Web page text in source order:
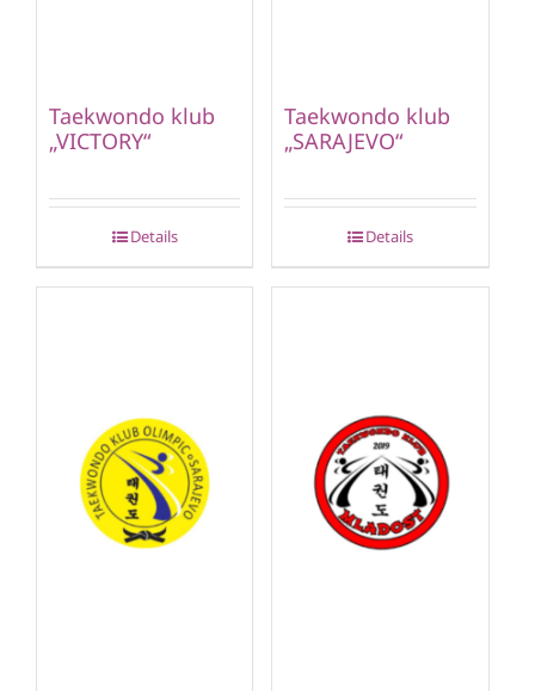
Taekwondo klub
„VICTORY“
Details
Taekwondo klub
„SARAJEVO“
Details